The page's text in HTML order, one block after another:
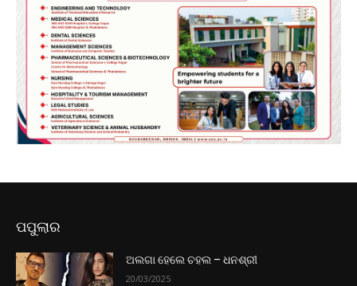
ପପୁଲାର
ଅଲଗା ହେଲେ ଚହଲ – ଧନଶ୍ରୀ
20/03/2025